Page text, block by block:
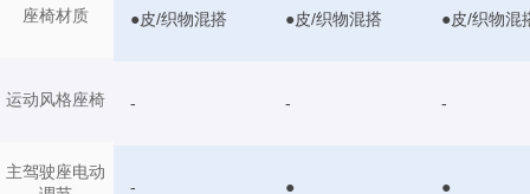
座椅材质
运动风格座椅
主驾驶座电动
●皮/织物混搭 ●皮/织物混搭 ●皮/织物混
- - -
- ● ●